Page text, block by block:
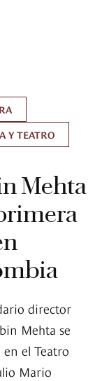
Y TEATRO
Mehta
director
Mehta se
el Teatro
Mario